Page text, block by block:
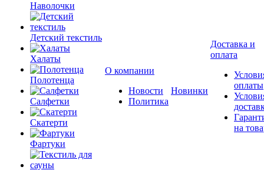
Наволочки
Детский текстиль
Халаты
Полотенца
Салфетки
Скатерти
Фартуки
О компании
Новости
Политика
Новинки
Доставка и
оплата
оплаты
на